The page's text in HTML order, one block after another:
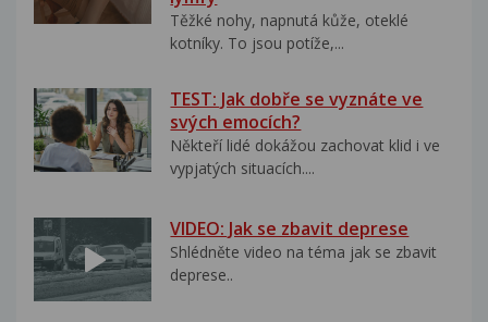
Těžké nohy, napnutá kůže, oteklé
kotníky. To jsou potíže,...
TEST: Jak dobře se vyznáte ve
svých emocích?
Někteří lidé dokážou zachovat klid i ve
vypjatých situacích....
VIDEO: Jak se zbavit deprese
Shlédněte video na téma jak se zbavit
deprese..